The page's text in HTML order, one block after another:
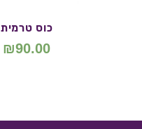
כוס טרמית
₪90.00